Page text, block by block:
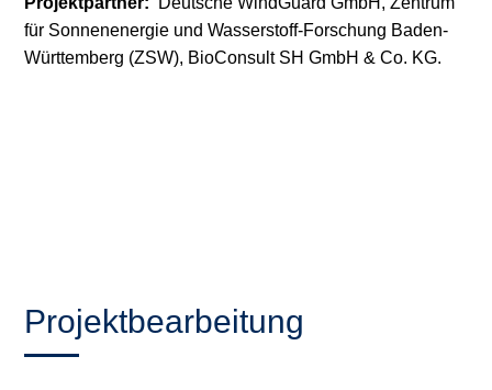
für Sonnenenergie und Wasserstoff‐Forschung Baden‐
Württemberg (ZSW), BioConsult SH GmbH & Co. KG.
Projektbearbeitung